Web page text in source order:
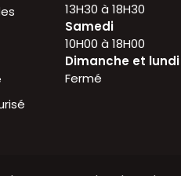
13H30 à 18H30
Samedi
10H00 à 18H00
Dimanche et lundi
Fermé